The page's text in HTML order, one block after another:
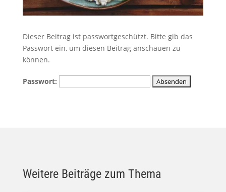
Dieser Beitrag ist passwortgeschützt. Bitte gib das
Passwort ein, um diesen Beitrag anschauen zu
können.
Passwort:
Weitere Beiträge zum Thema